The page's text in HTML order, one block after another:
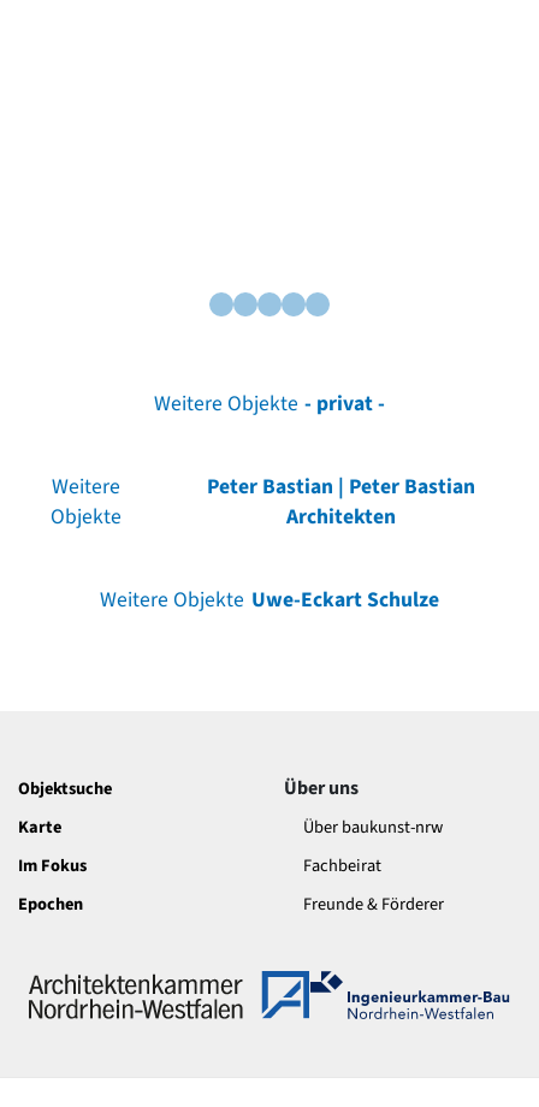
Weitere Objekte - privat -
Weitere
Objekte
Peter Bastian | Peter Bastian
Architekten
Weitere Objekte Uwe-Eckart Schulze
Objektsuche
Karte
Im Fokus
Epochen
Über uns
Über baukunst-nrw
Fachbeirat
Freunde & Förderer